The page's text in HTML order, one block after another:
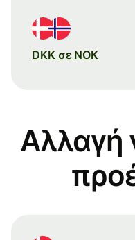
DKK σε NOK
Αλλαγή